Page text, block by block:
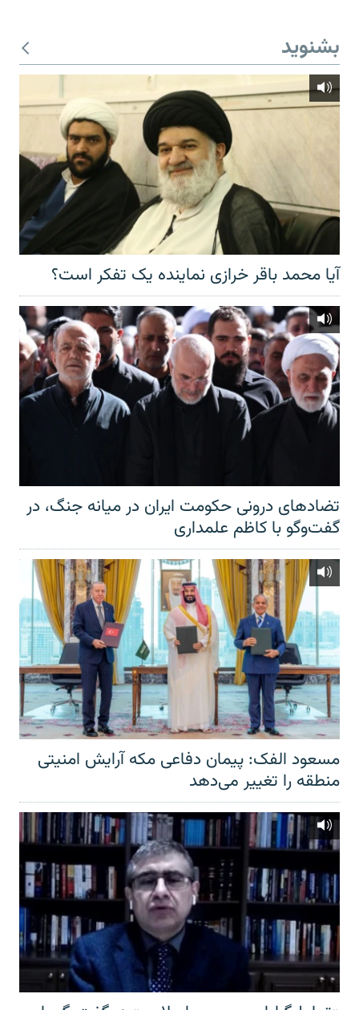
بشنوید
آیا محمد باقر خرازی نماینده یک تفکر است؟
تضادهای درونی حکومت ایران در میانه جنگ، در
گفت‌‌وگو با کاظم علمداری
مسعود الفک: پیمان دفاعی مکه آرایش امنیتی
منطقه را تغییر می‌دهد